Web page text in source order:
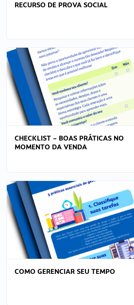
RECURSO DE PROVA SOCIAL
CHECKLIST – BOAS PRÁTICAS NO
MOMENTO DA VENDA
COMO GERENCIAR SEU TEMPO